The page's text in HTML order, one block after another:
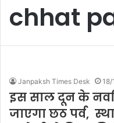
chhat
Janpaksh Times Desk 18/
इस साल दून के
जाएगा छठ पर्व,